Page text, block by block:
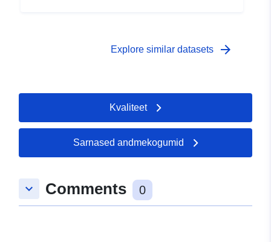
Explore similar datasets arrow_forward
Kvaliteet
Sarnased andmekogumid
keyboard_arrow_down Comments 0